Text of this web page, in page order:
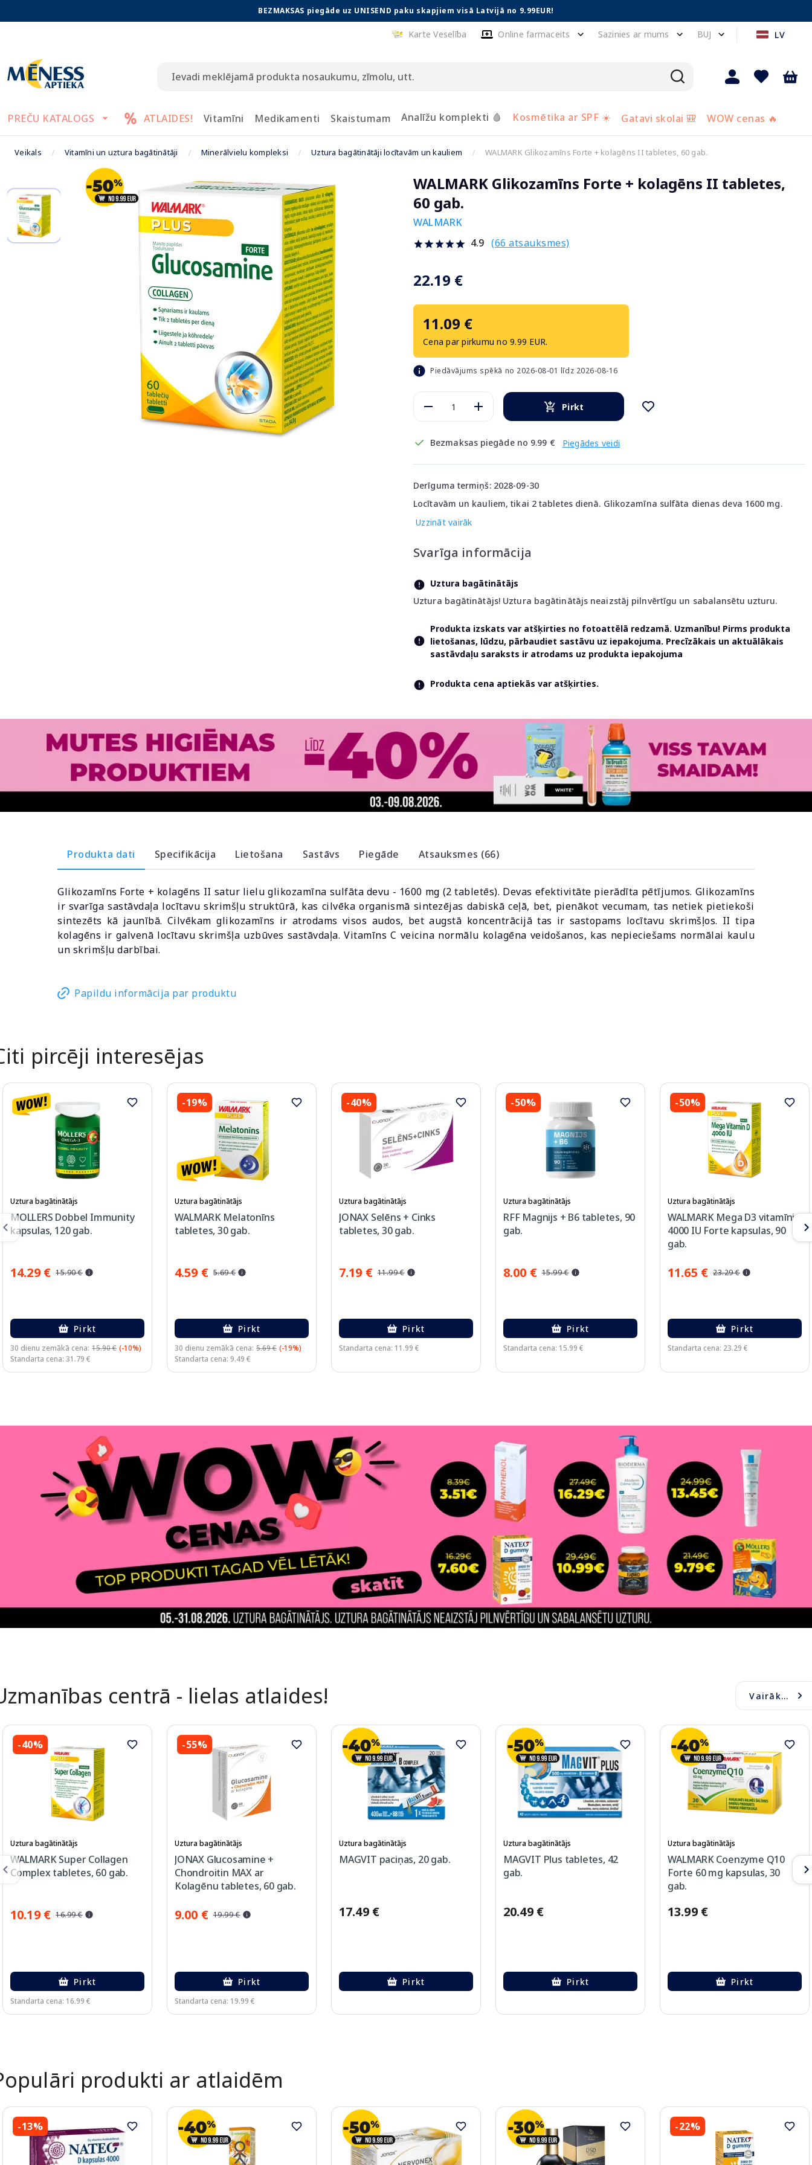
BEZMAKSAS piegāde uz UNISEND paku skapjiem visā Latvijā no 9.99EUR!
Karte Veselība Online farmaceits Sazinies ar mums BUJ LV
PREČU KATALOGS ATLAIDES! Vitamīni Medikamenti Skaistumam Analīžu komplekti 🩸 Kosmētika ar SPF ☀️ Gatavi skolai 🎒 WOW cenas 🔥
Veikals Vitamīni un uztura bagātinātāji Minerālvielu kompleksi Uztura bagātinātāji locītavām un kauliem WALMARK Glikozamīns Forte + kolagēns II tabletes, 60 gab.
WALMARK Glikozamīns Forte + kolagēns II tabletes,
60 gab.
WALMARK
4.9 (66 atsauksmes)
22.19 €
11.09 €
Cena par pirkumu no 9.99 EUR.
Piedāvājums spēkā no 2026-08-01 līdz 2026-08-16
Pirkt
Bezmaksas piegāde no 9.99 € Piegādes veidi
Derīguma termiņš: 2028-09-30
Locītavām un kauliem, tikai 2 tabletes dienā. Glikozamīna sulfāta dienas deva 1600 mg.
Uzzināt vairāk
Svarīga informācija
Uztura bagātinātājs
Uztura bagātinātājs! Uztura bagātinātājs neaizstāj pilnvērtīgu un sabalansētu uzturu.
Produkta izskats var atšķirties no fotoattēlā redzamā. Uzmanību! Pirms produkta
lietošanas, lūdzu, pārbaudiet sastāvu uz iepakojuma. Precīzākais un aktuālākais
sastāvdaļu saraksts ir atrodams uz produkta iepakojuma
Produkta cena aptiekās var atšķirties.
Produkta dati Specifikācija Lietošana Sastāvs Piegāde Atsauksmes (66)
Glikozamīns Forte + kolagēns II satur lielu glikozamīna sulfāta devu - 1600 mg (2 tabletēs). Devas efektivitāte pierādīta pētījumos. Glikozamīns
ir svarīga sastāvdaļa locītavu skrimšļu struktūrā, kas cilvēka organismā sintezējas dabiskā ceļā, bet, pienākot vecumam, tas netiek pietiekoši
sintezēts kā jaunībā. Cilvēkam glikozamīns ir atrodams visos audos, bet augstā koncentrācijā tas ir sastopams locītavu skrimšļos. II tipa
kolagēns ir galvenā locītavu skrimšļa uzbūves sastāvdaļa. Vitamīns C veicina normālu kolagēna veidošanos, kas nepieciešams normālai kaulu
un skrimšļu darbībai.
Papildu informācija par produktu
pircēji interesējas
Uztura bagātinātājs
MOLLERS Dobbel Immunity
kapsulas, 120 gab.
14.29 € 15.90 €
Pirkt
30 dienu zemākā cena: 15.90 € (-10%)
Standarta cena: 31.79 €
-19%
Uztura bagātinātājs
WALMARK Melatonīns
tabletes, 30 gab.
4.59 € 5.69 €
Pirkt
30 dienu zemākā cena: 5.69 € (-19%)
Standarta cena: 9.49 €
-40%
Uztura bagātinātājs
JONAX Selēns + Cinks
tabletes, 30 gab.
7.19 € 11.99 €
Pirkt
Standarta cena: 11.99 €
-50%
Uztura bagātinātājs
RFF Magnijs + B6 tabletes, 90
gab.
8.00 € 15.99 €
Pirkt
Standarta cena: 15.99 €
-50%
Uztura bagātinātājs
WALMARK Mega D3 vitamīni
4000 IU Forte kapsulas, 90
gab.
11.65 € 23.29 €
Pirkt
Standarta cena: 23.29 €
centrā - lielas atlaides! Vairāk...
-40%
Uztura bagātinātājs
WALMARK Super Collagen
Complex tabletes, 60 gab.
10.19 € 16.99 €
Pirkt
Standarta cena: 16.99 €
-55%
Uztura bagātinātājs
JONAX Glucosamine +
Chondroitin MAX ar
Kolagēnu tabletes, 60 gab.
9.00 € 19.99 €
Pirkt
Standarta cena: 19.99 €
Uztura bagātinātājs
MAGVIT paciņas, 20 gab.
17.49 €
Pirkt
Uztura bagātinātājs
MAGVIT Plus tabletes, 42
gab.
20.49 €
Pirkt
Uztura bagātinātājs
WALMARK Coenzyme Q10
Forte 60 mg kapsulas, 30
gab.
13.99 €
Pirkt
produkti ar atlaidēm
-13% -22%